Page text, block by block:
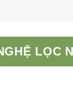
LỌC